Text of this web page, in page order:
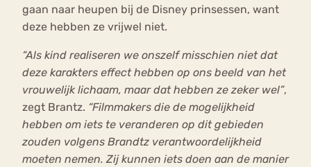
gaan naar heupen bij de Disney prinsessen, want
deze hebben ze vrijwel niet.
“Als kind realiseren we onszelf misschien niet dat
deze karakters effect hebben op ons beeld van het
vrouwelijk lichaam, maar dat hebben ze zeker wel”,
zegt Brantz. “Filmmakers die de mogelijkheid
hebben om iets te veranderen op dit gebieden
zouden volgens Brandtz verantwoordelijkheid
moeten nemen. Zij kunnen iets doen aan de manier